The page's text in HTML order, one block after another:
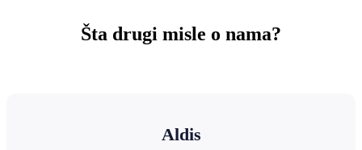
Šta drugi misle o nama?
Aldis